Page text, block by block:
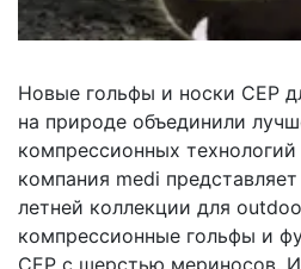
Новые гольфы и носки CEP
на природе объединили
компрессионных
компания medi
летней коллекции для
компрессионные гольфы и